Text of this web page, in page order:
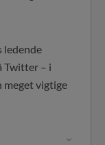
ledende
Twitter – i
meget vigtige